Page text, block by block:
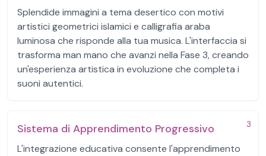
Splendide immagini a tema desertico con motivi
artistici geometrici islamici e calligrafia araba
luminosa che risponde alla tua musica. L'interfaccia si
trasforma man mano che avanzi nella Fase 3, creando
un'esperienza artistica in evoluzione che completa i
suoni autentici.
3
Sistema di Apprendimento Progressivo
L'integrazione educativa consente l'apprendimento